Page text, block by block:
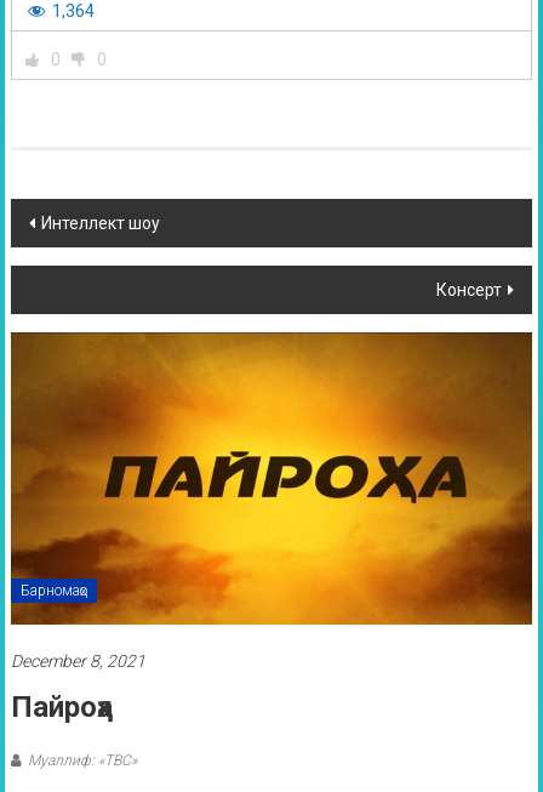
1,364
0 0
Интеллект шоу
Консерт
Барномаҳо
December 8, 2021
Пайроҳа
Муаллиф: «ТВС»